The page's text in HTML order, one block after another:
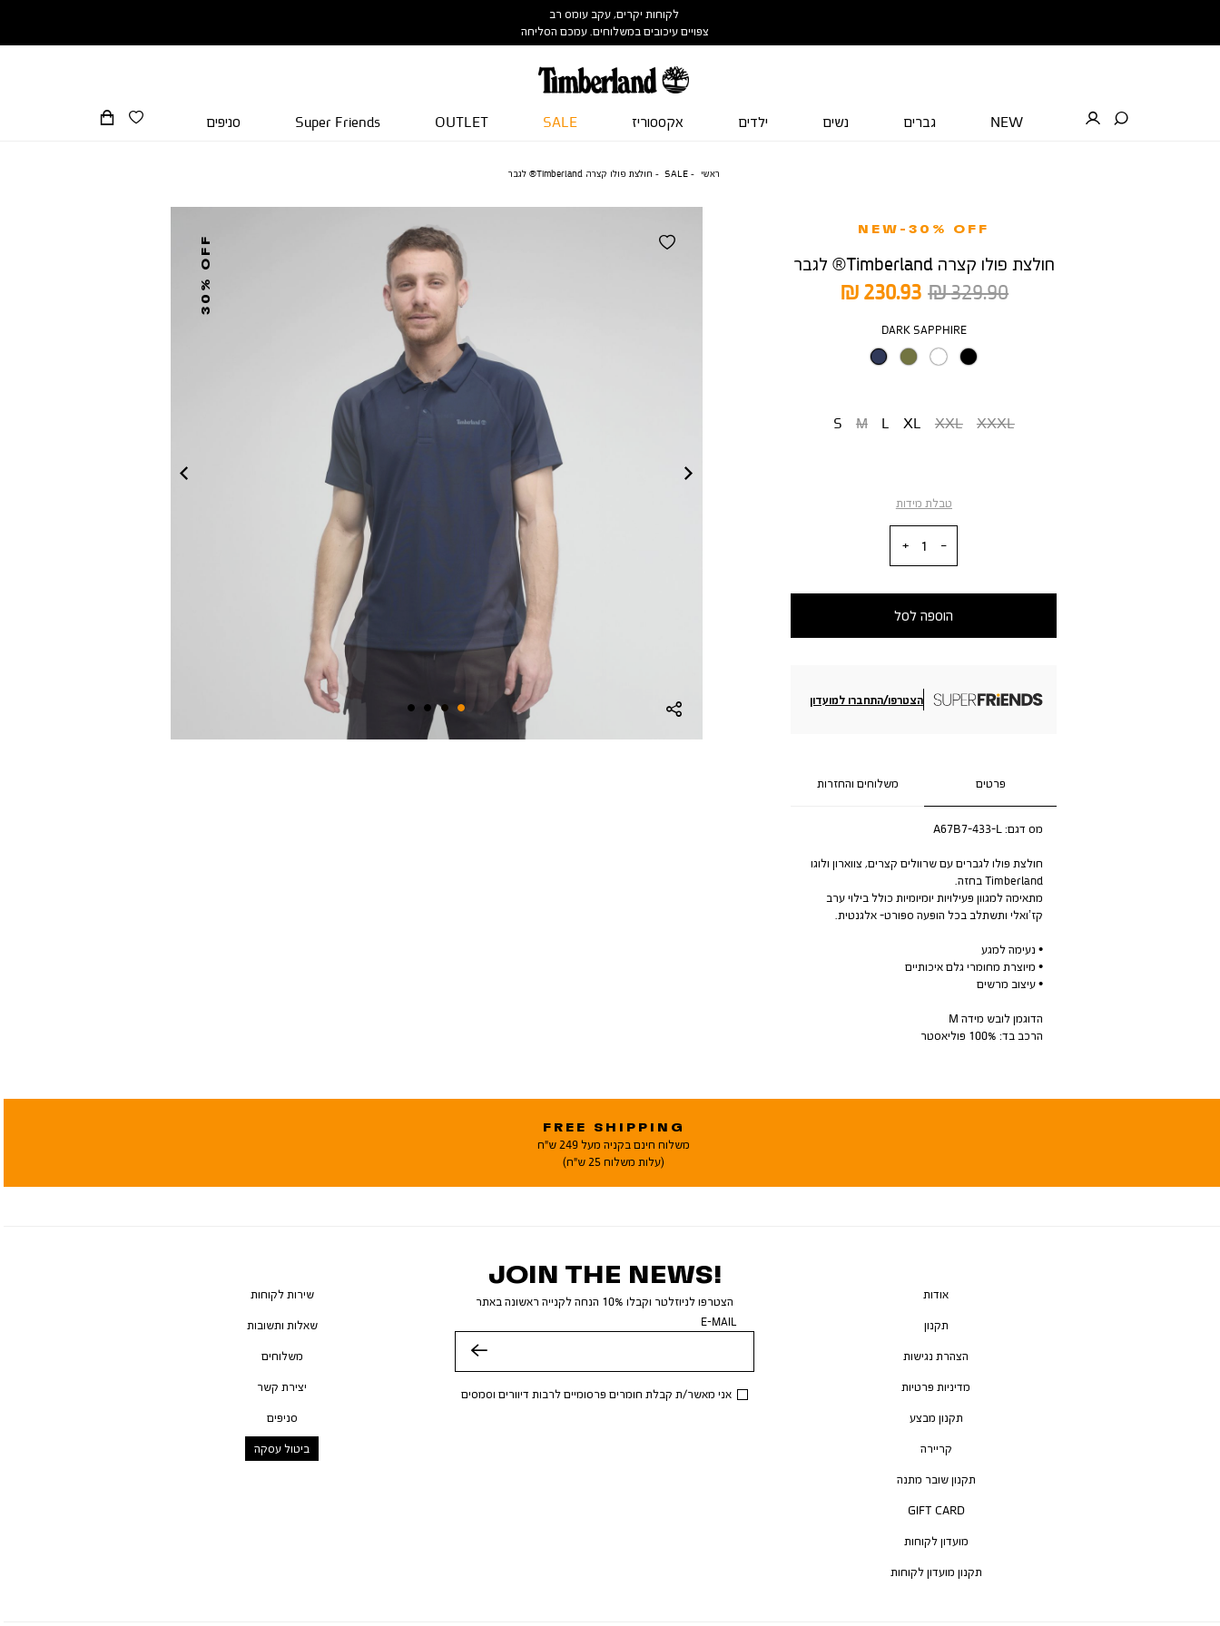
לקוחות יקרים, עקב עומס רב
צפויים עיכובים במשלוחים. עמכם הסליחה
NEW גברים נשים ילדים אקססוריז SALE
OUTLET
Super Friends סניפים
ראשי SALE חולצת פולו קצרה Timberland® לגבר
30% OFF
NEW-30% OFF
חולצת פולו קצרה Timberland® לגבר
מחיר
מוצר
230.93 ₪
מחיר
329.90 ₪
צבע
DARK SAPPHIRE
S M L XL XXL XXXL
טבלת מידות
הוספה לסל
הצטרפו/התחברו למועדון
פרטים משלוחים והחזרות
מס דגם:A67B7-433-L
חולצת פולו לגברים עם שרוולים קצרים, צווארון ולוגו
Timberland בחזה.
מתאימה למגוון פעילויות יומיומיות כולל בילוי ערב
קז’ואלי ותשתלב בכל הופעה ספורט- אלגנטית.
• נעימה למגע
• מיוצרת מחומרי גלם איכותיים
• עיצוב מרשים
הדוגמן לובש מידה M
הרכב בד: 100% פוליאסטר
FREE SHIPPING
משלוח חינם בקניה מעל 249 ש"ח
(עלות משלוח 25 ש"ח)
JOIN THE NEWS!
הצטרפו לניוזלטר וקבלו 10% הנחה לקנייה ראשונה באתר
E-MAIL
אני מאשר/ת קבלת חומרים פרסומיים לרבות דיוורים וסמסים
אודות
תקנון
הצהרת נגישות
מדיניות פרטיות
תקנון מבצע
קריירה
תקנון שובר מתנה
GIFT CARD
מועדון לקוחות
תקנון מועדון לקוחות
שירות לקוחות
שאלות ותשובות
משלוחים
יצירת קשר
סניפים
ביטול עסקה